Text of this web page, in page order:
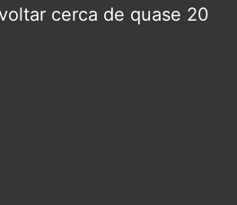
cerca de quase 20